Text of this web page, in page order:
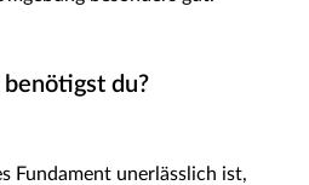
du?
Fundament unerlässlich ist,